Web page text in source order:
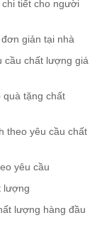
tiết cho người
giản tại nhà
cầu chất lượng giá
quà tặng chất
theo yêu cầu chất
yêu cầu
lượng
lượng hàng đầu